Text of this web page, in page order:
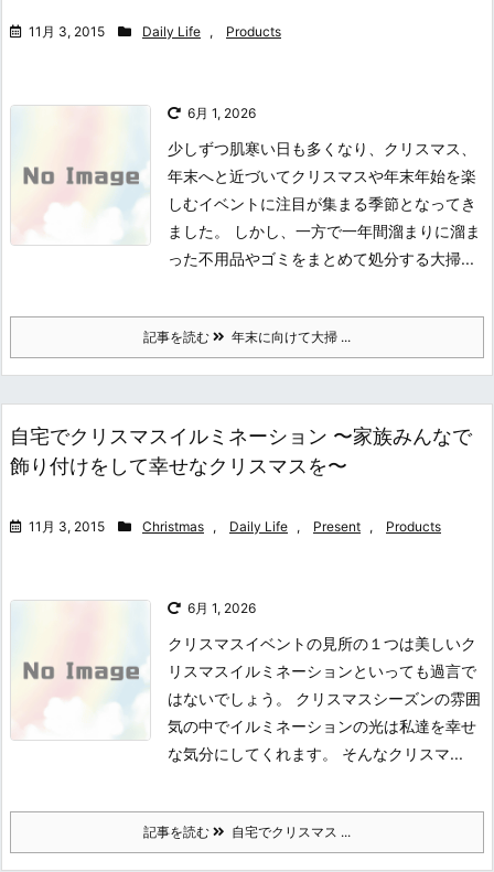
11月 3, 2015 Daily Life , Products
6月 1, 2026
少しずつ肌寒い日も多くなり、クリスマス、
年末へと近づいてクリスマスや年末年始を楽
しむイベントに注目が集まる季節となってき
ました。 しかし、一方で一年間溜まりに溜ま
った不用品やゴミをまとめて処分する大掃...
記事を読む 年末に向けて大掃 ...
自宅でクリスマスイルミネーション 〜家族みんなで
飾り付けをして幸せなクリスマスを〜
11月 3, 2015 Christmas , Daily Life , Present , Products
6月 1, 2026
クリスマスイベントの見所の１つは美しいク
リスマスイルミネーションといっても過言で
はないでしょう。 クリスマスシーズンの雰囲
気の中でイルミネーションの光は私達を幸せ
な気分にしてくれます。 そんなクリスマ...
記事を読む 自宅でクリスマス ...